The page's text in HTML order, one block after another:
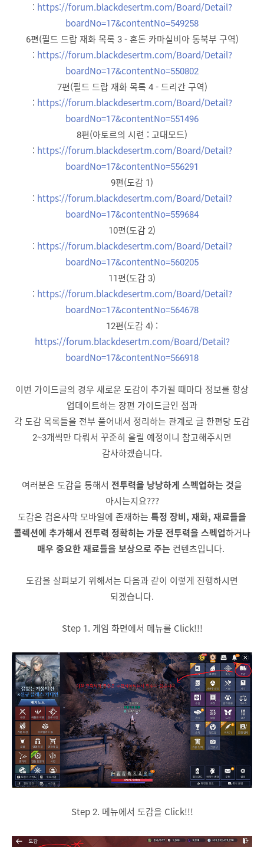
: https://forum.blackdesertm.com/Board/Detail?
boardNo=17&contentNo=549258
6편(필드 드랍 재화 목록 3 - 혼돈 카마실비아 동북부 구역)
: https://forum.blackdesertm.com/Board/Detail?
boardNo=17&contentNo=550802
7편(필드 드랍 재화 목록 4 - 드리간 구역)
: https://forum.blackdesertm.com/Board/Detail?
boardNo=17&contentNo=551496
8편(아토르의 시련 : 고대모드)
: https://forum.blackdesertm.com/Board/Detail?
boardNo=17&contentNo=556291
9편(도감 1)
: https://forum.blackdesertm.com/Board/Detail?
boardNo=17&contentNo=559684
10편(도감 2)
: https://forum.blackdesertm.com/Board/Detail?
boardNo=17&contentNo=560205
11편(도감 3)
: https://forum.blackdesertm.com/Board/Detail?
boardNo=17&contentNo=564678
12편(도감 4) :
https://forum.blackdesertm.com/Board/Detail?
boardNo=17&contentNo=566918
이번 가이드글의 경우 새로운 도감이 추가될 때마다 정보를 항상
업데이트하는 장편 가이드글인 점과
각 도감 목록들을 전부 풀어내서 정리하는 관계로 글 한편당 도감
2~3개씩만 다뤄서 꾸준히 올릴 예정이니 참고해주시면
감사하겠습니다.
여러분은 도감을 통해서 전투력을 낭낭하게 스펙업하는 것을
아시는지요???
도감은 검은사막 모바일에 존재하는 특정 장비, 재화, 재료들을
콜렉션에 추가해서 전투력 정확히는 가문 전투력을 스펙업하거나
매우 중요한 재료들을 보상으로 주는 컨텐츠입니다.
도감을 살펴보기 위해서는 다음과 같이 이렇게 진행하시면
되겠습니다.
Step 1. 게임 화면에서 메뉴를 Click!!!
Step 2. 메뉴에서 도감을 Click!!!